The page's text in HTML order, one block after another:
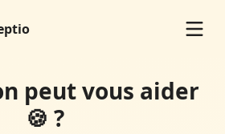
peut vous aider
🍪 ?